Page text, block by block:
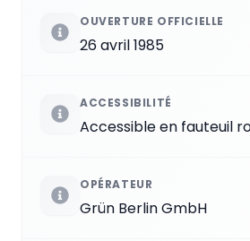
OUVERTURE OFFICIELLE
26 avril 1985
ACCESSIBILITÉ
Accessible en fauteuil
OPÉRATEUR
Grün Berlin GmbH